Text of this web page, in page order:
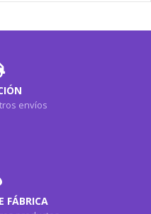
envíos
FÁBRICA